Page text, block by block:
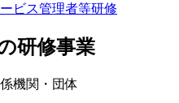
ビス管理者等研修
研修事業
機関・団体